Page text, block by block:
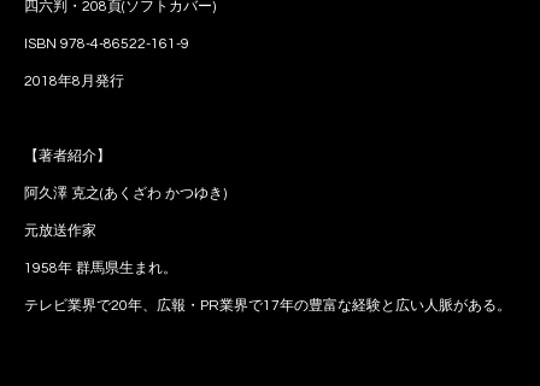
四六判・208頁(ソフトカバー)
ISBN 978-4-86522-161-9
2018年8月発行
【著者紹介】
阿久澤 克之(あくざわ かつゆき)
元放送作家
1958年 群馬県生まれ。
テレビ業界で20年、広報・PR業界で17年の豊富な経験と広い人脈がある。